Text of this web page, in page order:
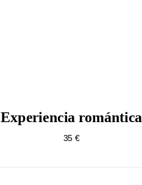
Experiencia romántica
35 €